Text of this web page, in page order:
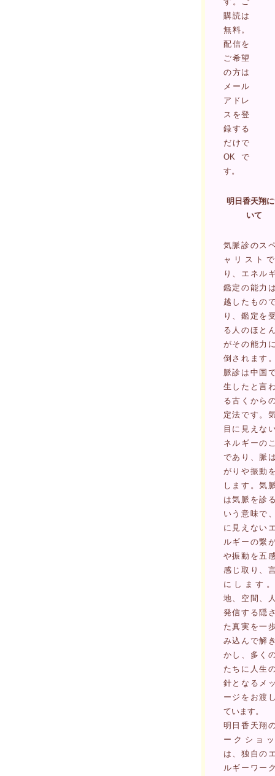
購読は
無料。
配信を
ご希望
の方は
メール
アドレ
スを登
録する
だけで
OKで
す。
明日香天翔
いて
気脈診のス
ャリスト
り、エネル
鑑定の能力
越したもの
り、鑑定を
る人のほと
がその能力
倒されます
脈診は中国
生したと言
る古くから
定法です。
目に見えな
ネルギーの
であり、脈
がりや振動
します。気
は気脈を診
いう意味で
に見えない
ルギーの繋
や振動を五
感じ取り、
にします
地、空間、
発信する隠
た真実を一
み込んで解
かし、多く
たちに人生
針となるメ
ージをお渡
ています。
明日香天翔
ークショ
は、独自の
ルギーワー